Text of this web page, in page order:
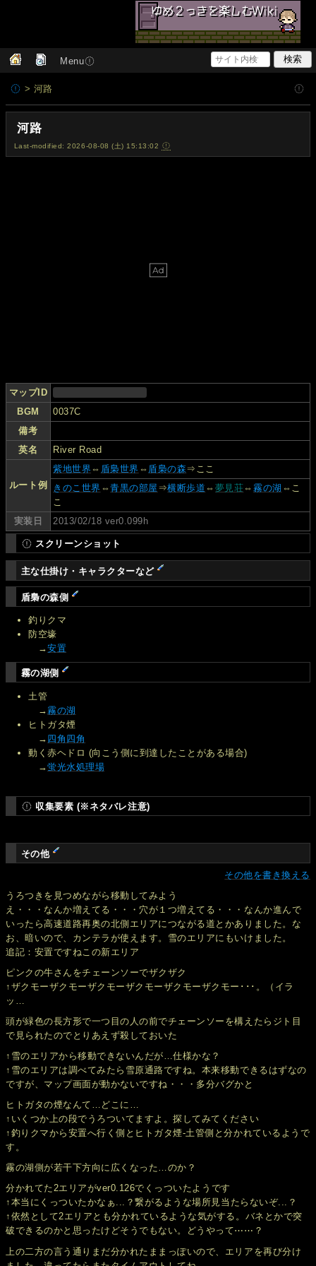
Menu
> 河路
河路
Last-modified: 2026-08-08 (土) 15:13:02
マップID
BGM
0037C
備考
英名
River Road
ルート例
紫地世界 ⇔ 盾梟世界 ⇔ 盾梟の森⇒ここ
きのこ世界 ⇔青黒の部屋 ⇒横断歩道 ⇔ 夢見荘 ⇔ 霧の湖 ⇔こ
こ
実装日
2013/02/18 ver0.099h
スクリーンショット
主な仕掛け・キャラクターなど
盾梟の森側
釣りクマ
防空壕
→安置
霧の湖側
土管
→霧の湖
ヒトガタ煙
→ 四角四角
動く赤ヘドロ (向こう側に到達したことがある場合)
→蛍光水処理場
収集要素 (※ネタバレ注意)
その他
その他を書き換える
うろつきを見つめながら移動してみよう
え・・・なんか増えてる・・・穴が１つ増えてる・・・なんか進んで
いったら高速道路再奥の北側エリアにつながる道とかありました。な
お、暗いので、カンテラが使えます。雪のエリアにもいけました。
追記：安置ですねこの新エリア
ピンクの牛さんをチェーンソーでザクザク
↑ザクモーザクモーザクモーザクモーザクモーザクモー･･･。（イラ
ッ…
頭が緑色の長方形で一つ目の人の前でチェーンソーを構えたらジト目
で見られたのでとりあえず殺しておいた
↑雪のエリアから移動できないんだが…仕様かな？
↑雪のエリアは調べてみたら雪原通路ですね。本来移動できるはずなの
ですが、マップ画面が動かないですね・・・多分バグかと
ヒトガタの煙なんて…どこに…
↑いくつか上の段でうろついてますよ。探してみてください
↑釣りクマから安置へ行く側とヒトガタ煙-土管側と分かれているようで
す。
霧の湖側が若干下方向に広くなった…のか？
分かれてた2エリアがver0.126でくっついたようです
↑本当にくっついたかなぁ...？繋がるような場所見当たらないぞ...？
↑依然として2エリアとも分かれているような気がする。バネとかで突
破できるのかと思ったけどそうでもない。どうやって⋯⋯？
上の二方の言う通りまだ分かれたままっぽいので、エリアを再び分け